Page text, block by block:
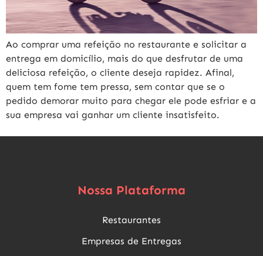
Ao comprar uma refeição no restaurante e solicitar a
entrega em domicílio, mais do que desfrutar de uma
deliciosa refeição, o cliente deseja rapidez. Afinal,
quem tem fome tem pressa, sem contar que se o
pedido demorar muito para chegar ele pode esfriar e a
sua empresa vai ganhar um cliente insatisfeito.
Nossa Plataforma
Restaurantes
Empresas de Entregas